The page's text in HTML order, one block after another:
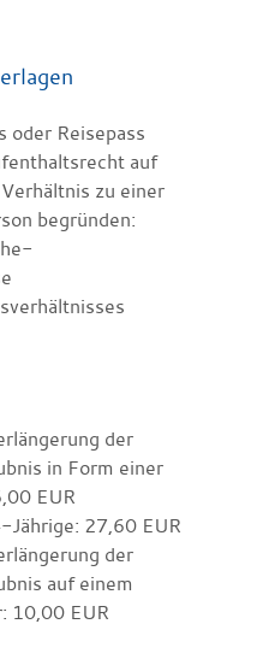
oder Reisepass
auf
zu einer
begründen:
der
in Form einer
EUR
27,60 EUR
der
auf einem
10,00 EUR